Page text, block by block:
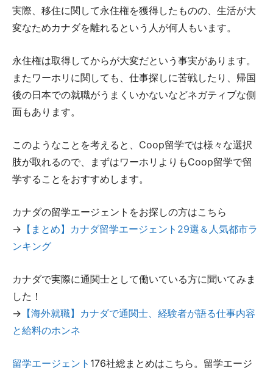
実際、移住に関して永住権を獲得したものの、生活が大
変なためカナダを離れるという人が何人もいます。
永住権は取得してからが大変だという事実があります。
またワーホリに関しても、仕事探しに苦戦したり、帰国
後の日本での就職がうまくいかないなどネガティブな側
面もあります。
このようなことを考えると、Coop留学では様々な選択
肢が取れるので、まずはワーホリよりもCoop留学で留
学することをおすすめします。
カナダの留学エージェントをお探しの方はこちら
→ 【まとめ】カナダ留学エージェント29選＆人気都市ラ
ンキング
カナダで実際に通関士として働いている方に聞いてみま
した！
→ 【海外就職】カナダで通関士、経験者が語る仕事内容
と給料のホンネ
留学エージェント 176社総まとめはこちら。留学エージ